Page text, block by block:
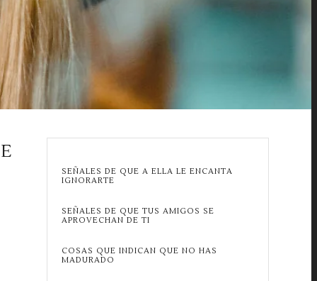
SEÑALES DE QUE A ELLA LE ENCANTA
IGNORARTE
SEÑALES DE QUE TUS AMIGOS SE
APROVECHAN DE TI
COSAS QUE INDICAN QUE NO HAS
MADURADO